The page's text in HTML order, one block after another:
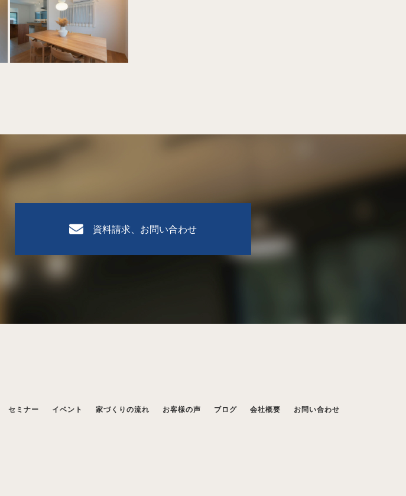
資料請求、お問い合わせ
セミナー イベント 家づくりの流れ お客様の声 ブログ 会社概要 お問い合わせ